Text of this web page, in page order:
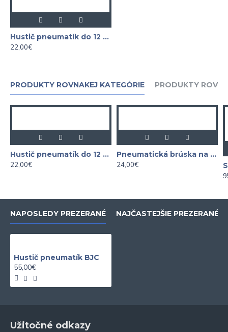
Hustič pneumatík do 12 bar
22,00€
PRODUKTY ROVNAKEJ KATEGÓRIE PRODUKTY
Hustič pneumatík do 12 bar
22,00€
Pneumatická brúska na stopky
24,00€
NAPOSLEDY PREZERANÉ NAJČASTEJŠIE PREZERANÉ
Hustič pneumatík BJC
55,00€
Užitočné odkazy